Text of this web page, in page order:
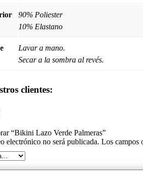
90% Poliester
10% Elastano
Lavar a mano.
Secar a la sombra al revés.
clientes:
“Bikini Lazo Verde Palmeras”
electrónico no será publicada. Los campos